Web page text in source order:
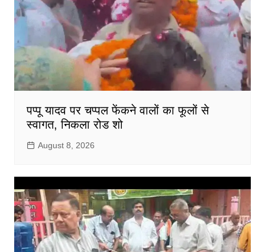
पप्पू यादव पर चप्पल फेंकने वालों का फूलों से
स्वागत, निकला रोड शो
August 8, 2026